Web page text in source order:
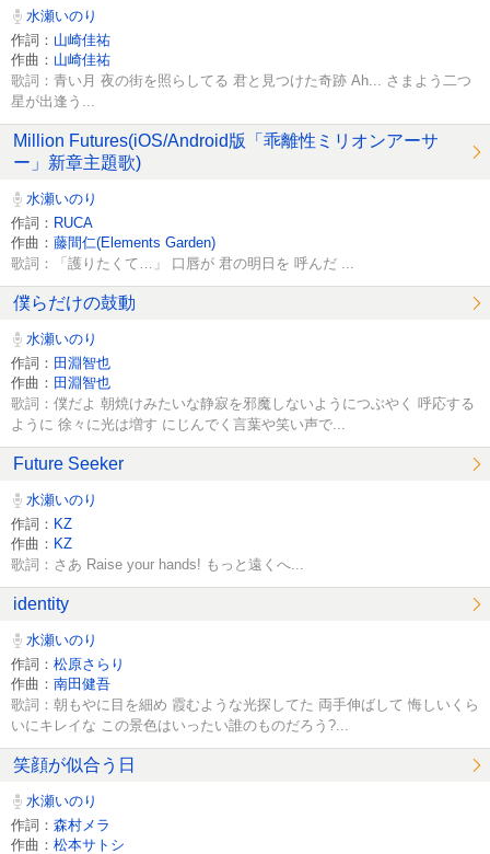
水瀬いのり
作詞： 山崎佳祐
作曲： 山崎佳祐
歌詞：青い月 夜の街を照らしてる 君と見つけた奇跡 Ah... さまよう二つ
星が出逢う...
Million Futures(iOS/Android版「乖離性ミリオンアーサ
ー」新章主題歌)
水瀬いのり
作詞： RUCA
作曲： 藤間仁(Elements Garden)
歌詞：「護りたくて…」 口唇が 君の明日を 呼んだ ...
僕らだけの鼓動
水瀬いのり
作詞： 田淵智也
作曲： 田淵智也
歌詞：僕だよ 朝焼けみたいな静寂を邪魔しないようにつぶやく 呼応する
ように 徐々に光は増す にじんでく言葉や笑い声で...
Future Seeker
水瀬いのり
作詞： KZ
作曲： KZ
歌詞：さあ Raise your hands! もっと遠くへ...
identity
水瀬いのり
作詞： 松原さらり
作曲： 南田健吾
歌詞：朝もやに目を細め 霞むような光探してた 両手伸ばして 悔しいくら
いにキレイな この景色はいったい誰のものだろう?...
笑顔が似合う日
水瀬いのり
作詞： 森村メラ
作曲： 松本サトシ